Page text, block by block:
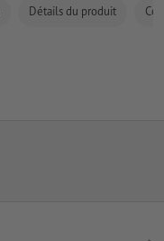
Détails du produit